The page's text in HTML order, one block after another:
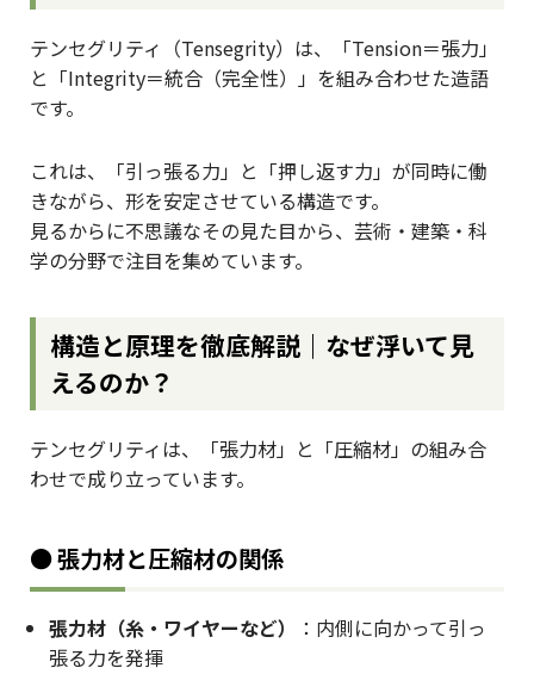
テンセグリティ（Tensegrity）は、「Tension＝張力」
と「Integrity＝統合（完全性）」を組み合わせた造語
です。
これは、「引っ張る力」と「押し返す力」が同時に働
きながら、形を安定させている構造です。
見るからに不思議なその見た目から、芸術・建築・科
学の分野で注目を集めています。
構造と原理を徹底解説｜なぜ浮いて見
えるのか？
テンセグリティは、「張力材」と「圧縮材」の組み合
わせで成り立っています。
● 張力材と圧縮材の関係
張力材（糸・ワイヤーなど）
：内側に向かって引っ
張る力を発揮